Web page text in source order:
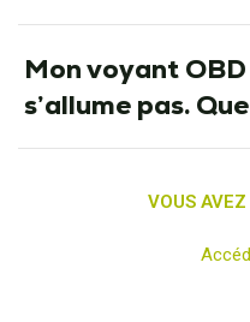
Mon voyant
s’allume pas.
VOUS